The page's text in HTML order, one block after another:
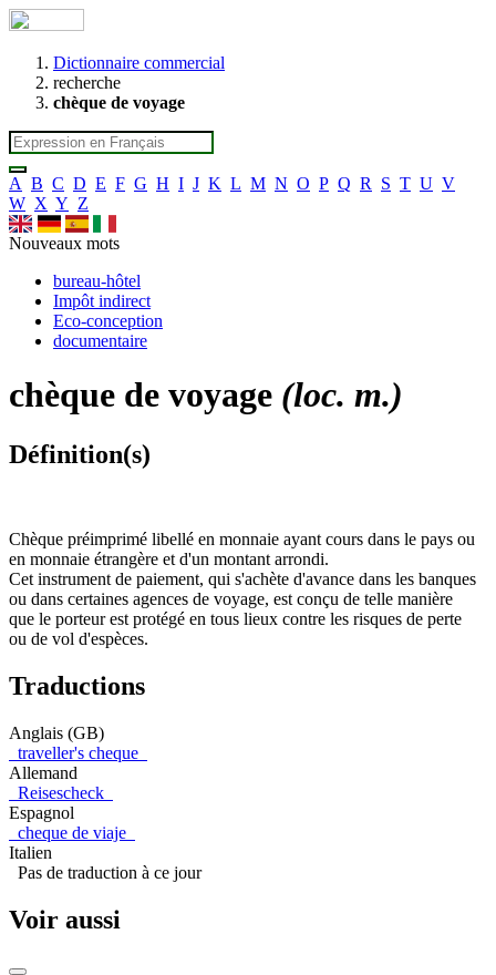
Dictionnaire commercial
recherche
chèque de voyage
A B C D E F G H I J K L M N O P Q R S T U V
W X Y Z
Nouveaux mots
bureau-hôtel
Impôt indirect
Eco-conception
documentaire
chèque de voyage (loc. m.)
Définition(s)
Chèque préimprimé libellé en monnaie ayant cours dans le pays ou
en monnaie étrangère et d'un montant arrondi.
Cet instrument de paiement, qui s'achète d'avance dans les banques
ou dans certaines agences de voyage, est conçu de telle manière
que le porteur est protégé en tous lieux contre les risques de perte
ou de vol d'espèces.
Traductions
Anglais (GB)
traveller's cheque
Allemand
Reisescheck
Espagnol
cheque de viaje
Italien
Pas de traduction à ce jour
Voir aussi